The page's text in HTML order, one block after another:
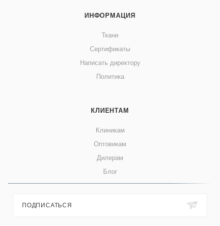
ИНФОРМАЦИЯ
Ткани
Сертификаты
Написать директору
Политика
КЛИЕНТАМ
Клиникам
Оптовикам
Дилерам
Блог
ПОДПИСАТЬСЯ